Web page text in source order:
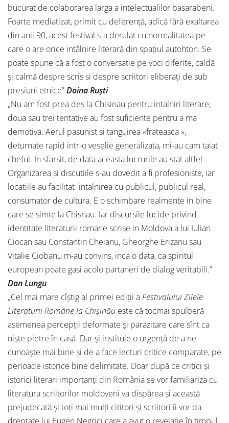
bucurat de colaborarea larga a intelectualilor basarabeni.
Foarte mediatizat, primit cu deferenţă, adică fără exaltarea
din anii 90, acest festival s-a derulat cu normalitatea pe
care o are orice intâlnire literară din spaţiul autohton. Se
poate spune că a fost o conversatie pe voci diferite, caldă
şi calmă despre scris si despre scriitori eliberaţi de sub
presiuni etnice”Doina Ruşti
„Nu am fost prea des la Chisinau pentru intalniri literare;
doua sau trei tentative au fost suficiente pentru a ma
demotiva. Aerul pasunist si tanguirea «frateasca »,
deturnate rapid intr-o veselie generalizata, mi-au cam taiat
cheful. In sfarsit, de data aceasta lucrurile au stat altfel.
Organizarea si discutiile s-au dovedit a fi profesioniste, iar
locatiile au facilitat intalnirea cu publicul, publicul real,
consumator de cultura. E o schimbare realmente in bine
care se simte la Chisnau. Iar discursile lucide privind
identitate literaturii romane scrise in Moldova a lui Iulian
Ciocan sau Constantin Cheianu, Gheorghe Erizanu sau
Vitalie Ciobanu m-au convins, inca o data, ca spiritul
european poate gasi acolo partaneri de dialog veritabili.”
Dan Lungu
„Cel mai mare cîștig al primei ediții aFestivalului Zilele
Literaturii Române la Chișinău este că tocmai spulberă
asemenea percepții deformate și parazitare care sînt ca
niște pietre în casă. Dar și instituie o urgență de a ne
cunoaște mai bine și de a face lecturi critice comparate, pe
perioade istorice bine delimitate. Doar după ce critici și
istorici literari importanți din România se vor familiariza cu
literatura scriitorilor moldoveni va dispărea și această
prejudecată și toți mai mulți cititori și scriitori îi vor da